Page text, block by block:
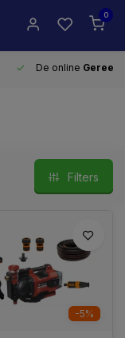
0
De online
Filters
-5%